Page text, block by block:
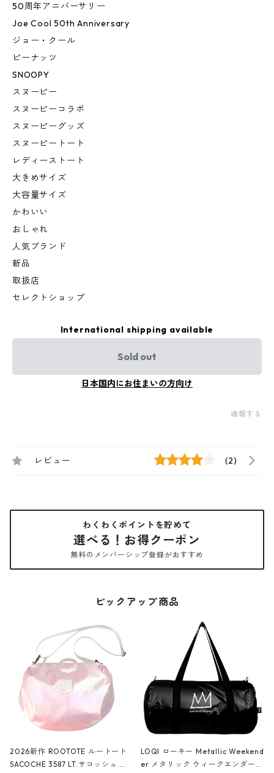
50周年アニバーサリー
Joe Cool 50th Anniversary
ジョー・クール
ピーナッツ
SNOOPY
スヌーピー
スヌーピーコラボ
スヌーピーグッズ
スヌーピートート
レディーストート
大きめサイズ
大容量サイズ
かわいい
おしゃれ
人気ブランド
新品
取扱店
セレクトショップ
International shipping available
Sold out
日本国内にお住まいの方向け
通報する
レビュー (2)
わくわくポイントを貯めて
選べる！お得クーポン
無料のメンバーシップ登録がおすすめ
ピックアップ商品
2026新作 ROOTOTE ルートート
SACOCHE 3587 LT.サコッシュ.ル
LOQI ローキー Metallic Weekend
er メタリック ウィークエンダー